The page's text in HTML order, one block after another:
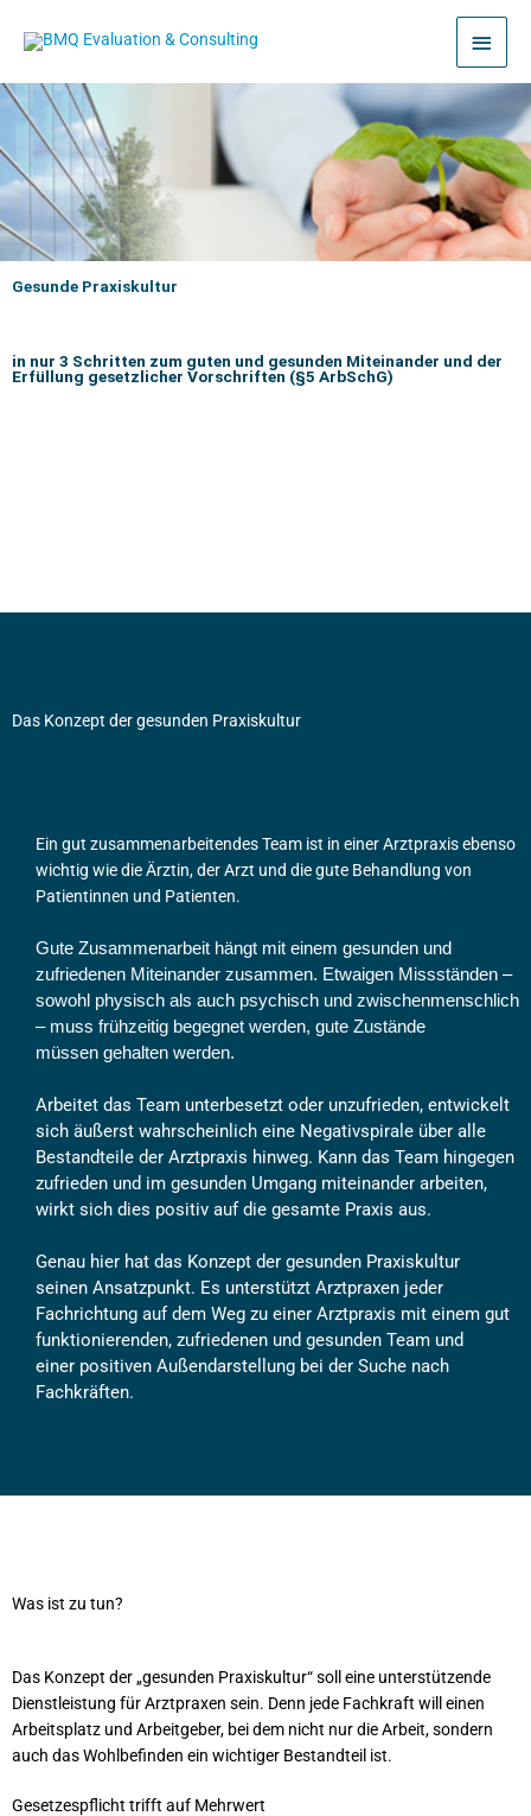
Inhalt
Gesunde Praxiskultur
in nur 3 Schritten zum guten und gesunden Miteinander und der
Erfüllung gesetzlicher Vorschriften (§5 ArbSchG)
Das Konzept der gesunden Praxiskultur
Ein gut zusammenarbeitendes Team ist in einer Arztpraxis ebenso
wichtig wie die Ärztin, der Arzt und die gute Behandlung von
Patientinnen und Patienten.
Gute Zusammenarbeit hängt mit einem gesunden und
zufriedenen Miteinander zusammen. Etwaigen Missständen –
sowohl physisch als auch psychisch und zwischenmenschlich
– muss frühzeitig begegnet werden, gute Zustände
müssen gehalten werden.
Arbeitet das Team unterbesetzt oder unzufrieden, entwickelt
sich äußerst wahrscheinlich eine Negativspirale über alle
Bestandteile der Arztpraxis hinweg. Kann das Team hingegen
zufrieden und im gesunden Umgang miteinander arbeiten,
wirkt sich dies positiv auf die gesamte Praxis aus.
Genau hier hat das Konzept der gesunden Praxiskultur
seinen Ansatzpunkt. Es unterstützt Arztpraxen jeder
Fachrichtung auf dem Weg zu einer Arztpraxis mit einem gut
funktionierenden, zufriedenen und gesunden Team und
einer positiven Außendarstellung bei der Suche nach
Fachkräften.
Was ist zu tun?
Das Konzept der „gesunden Praxiskultur“ soll eine unterstützende
Dienstleistung für Arztpraxen sein. Denn jede Fachkraft will einen
Arbeitsplatz und Arbeitgeber, bei dem nicht nur die Arbeit, sondern
auch das Wohlbefinden ein wichtiger Bestandteil ist.
Gesetzespflicht trifft auf Mehrwert